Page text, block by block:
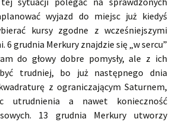
wyjazd do miejsc już kiedyś
kursy zgodne z wcześniejszymi
6 grudnia Merkury znajdzie się „w sercu”
do głowy dobre pomysły, ale z ich
trudniej, bo już następnego dnia
z ograniczającym Saturnem,
utrudnienia a nawet konieczność
13 grudnia Merkury utworzy